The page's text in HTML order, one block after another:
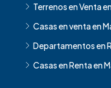
Terrenos en Venta
Casas en venta en
Departamentos en
Casas en Renta en